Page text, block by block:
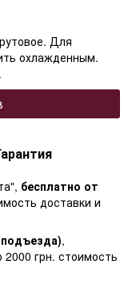
Для
охлажденным.
бесплатно от
доставки и
,
2000 грн. стоимость